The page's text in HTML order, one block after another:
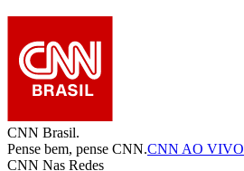
CNN Brasil.
Pense bem, pense CNN.CNN AO VIVO
CNN Nas Redes